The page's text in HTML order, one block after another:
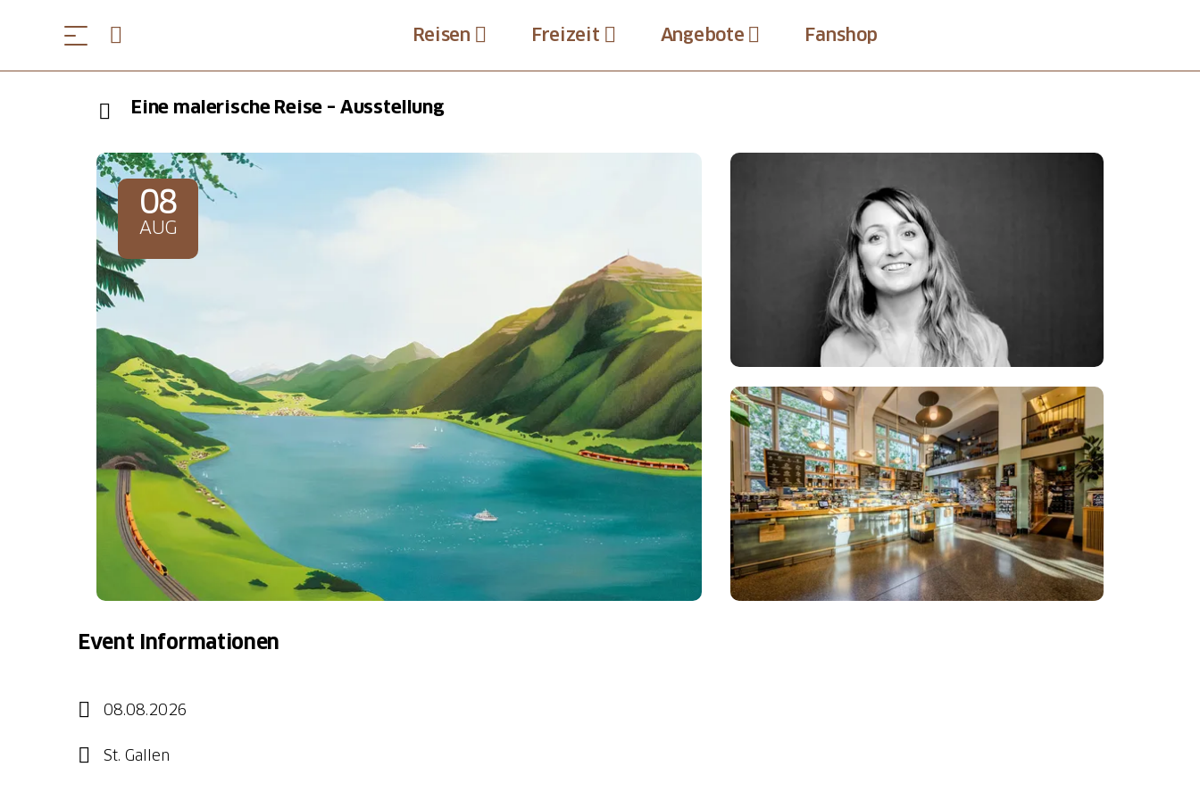
Reisen Freizeit Angebote Fanshop
Eine malerische Reise – Ausstellung
08
AUG
Event Informationen
08.08.2026
St. Gallen